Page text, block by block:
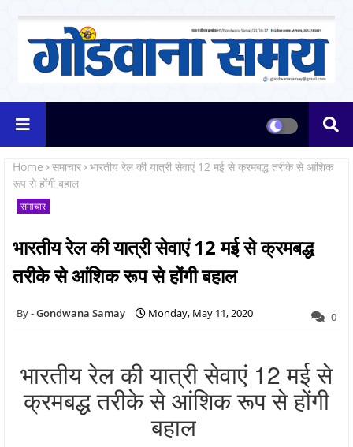
Home समाचार भारतीय रेल की यात्री सेवाएं 12 मई से क्रमबद्ध तरीके से आंशिक
रूप से होंगी बहाल
समाचार
भारतीय रेल की यात्री सेवाएं 12 मई से क्रमबद्ध
तरीके से आंशिक रूप से होंगी बहाल
Gondwana Samay Monday, May 11, 2020 0
भारतीय रेल की यात्री सेवाएं 12 मई से
क्रमबद्ध तरीके से आंशिक रूप से होंगी
बहाल